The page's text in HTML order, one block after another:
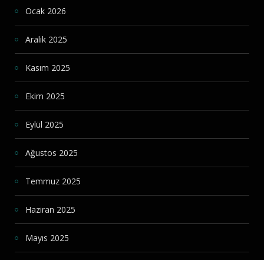
Ocak 2026
Aralık 2025
Kasım 2025
Ekim 2025
Eylül 2025
Ağustos 2025
Temmuz 2025
Haziran 2025
Mayıs 2025